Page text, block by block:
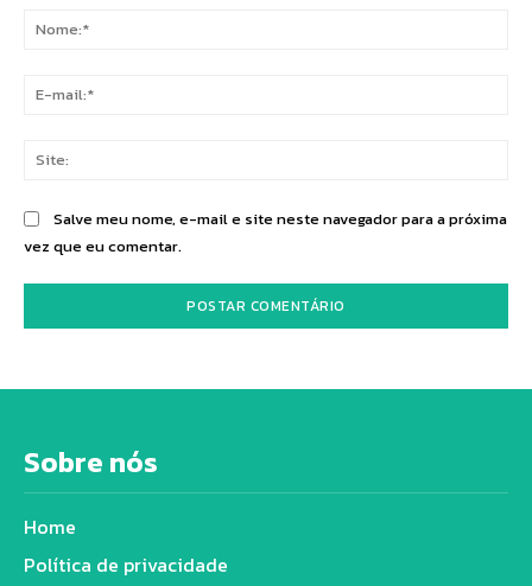
Salve meu nome, e-mail e site neste navegador para a próxima
vez que eu comentar.
Sobre nós
Home
Política de privacidade